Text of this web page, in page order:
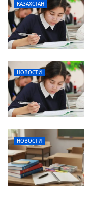
КАЗАХСТАН
НОВОСТИ
НОВОСТИ